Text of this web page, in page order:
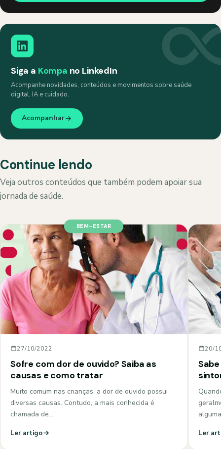
Siga a Kompa no LinkedIn
Acompanhe novidades, conteúdos e movimentos sobre saúde
digital, IA e cuidado.
Acompanhar
Continue lendo
Veja outros conteúdos que também podem apoiar sua
jornada de saúde.
BEM-ESTAR
27/10/2022
Sofre com dor de ouvido? Saiba as
causas e como tratar
Muito comum nas crianças, a dor de ouvido possui
diversas causas. Contudo, a mais conhecida é
chamada de…
Ler artigo
20/
Ler